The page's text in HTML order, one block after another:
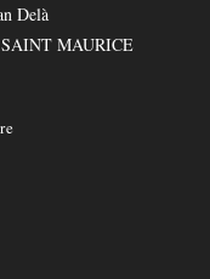
Delà
MAURICE